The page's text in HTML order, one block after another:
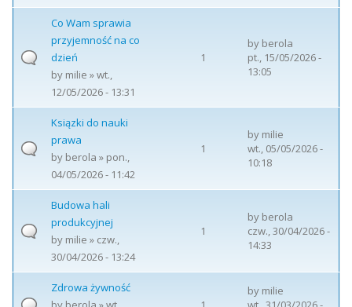
Co Wam sprawia
przyjemność na co
dzień
by milie » wt.,
12/05/2026 - 13:31
1
by berola
pt., 15/05/2026 -
13:05
Ksiązki do nauki
prawa
by berola » pon.,
04/05/2026 - 11:42
1
by milie
wt., 05/05/2026 -
10:18
Budowa hali
produkcyjnej
by milie » czw.,
30/04/2026 - 13:24
1
by berola
czw., 30/04/2026 -
14:33
Zdrowa żywność
by milie